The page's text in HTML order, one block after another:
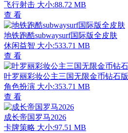
飞行射击 大小:88.72 MB
查 看
地铁跑酷subwaysurf国际版全皮肤
休闲益智 大小:533.71 MB
查 看
叶罗丽彩妆公主三国无限金币钻石版
角色扮演 大小:353.71 MB
查 看
成长帝国罗马2026
卡牌策略 大小:97.51 MB